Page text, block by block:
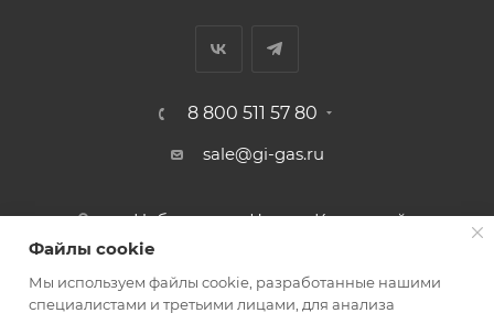
8 800 511 57 80
sale@gi-gas.ru
г. Набережные Челны, Казанский
ПОДПИСАТЬСЯ НА РАССЫЛКУ
Файлы cookie
Мы используем файлы cookie, разработанные нашими
специалистами и третьими лицами, для анализа